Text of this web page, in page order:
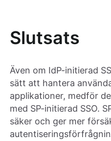
Slutsats
Även om IdP-initierad
sätt att hantera
applikationer, medför
med SP-initierad SSO.
säker och ger mer